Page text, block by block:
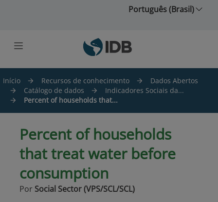
Português (Brasil)
Início Recursos de conhecimento
Dados Abertos
Catálogo de dados
Indicadores Sociais da...
Percent of households that...
Percent of households
that treat water before
consumption
Por Social Sector (VPS/SCL/SCL)